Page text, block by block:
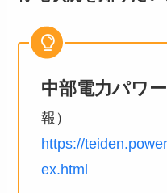
中部電力パワ
報）
https://
ex.html